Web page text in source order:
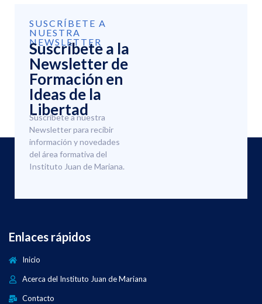
SUSCRÍBETE A
NUESTRA
NEWSLETTER
Suscríbete a la
Newsletter de
Formación en
Ideas de la
Libertad
Suscríbete a nuestra
Newsletter para recibir
información y novedades
del área formativa del
Instituto Juan de Mariana.
Enlaces rápidos
Inicio
Acerca del Instituto Juan de Mariana
Contacto